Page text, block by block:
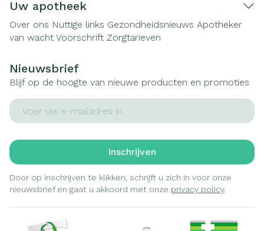
Uw apotheek
Over ons Nuttige links Gezondheidsnieuws Apotheker
van wacht Voorschrift Zorgtarieven
Nieuwsbrief
Blijf op de hoogte van nieuwe producten en promoties
E-mail adres
Inschrijven
Door op inschrijven te klikken, schrijft u zich in voor onze
nieuwsbrief en gaat u akkoord met onze privacy policy.